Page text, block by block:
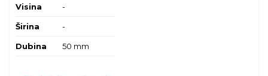
Visina -
Širina -
Dubina 50 mm